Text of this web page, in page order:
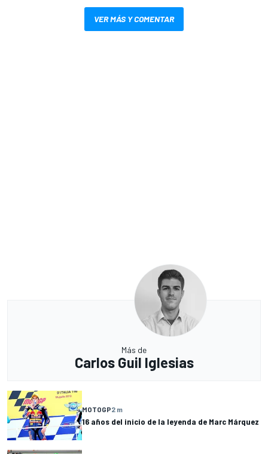
VER MÁS Y COMENTAR
Más de
Carlos Guil Iglesias
MOTOGP2 m
16 años del inicio de la leyenda de Marc Márquez